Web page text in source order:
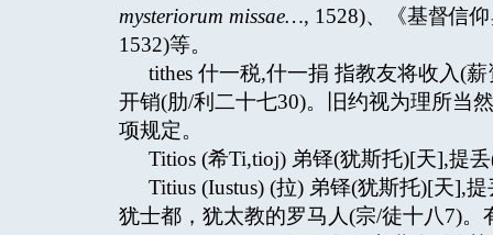
mysteriorum missae…, 1528)、《基督信
1532)等。
tithes 什一税,什一捐 指教友将收入(
开销(肋/利二十七30)。旧约视为理所当
项规定。
Titios (希Ti,tioj) 弟铎(犹斯托)[天],提
Titius (Iustus) (拉) 弟铎(犹斯托)[天],
犹士都，犹太教的罗马人(宗/徒十八7)。